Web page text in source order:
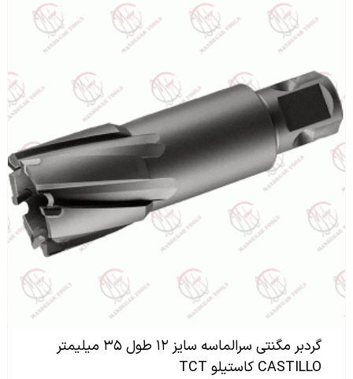
گردبر مگنتی سرالماسه سایز ۱۲ طول ۳۵ میلیمتر
CASTILLO کاستیلو TCT